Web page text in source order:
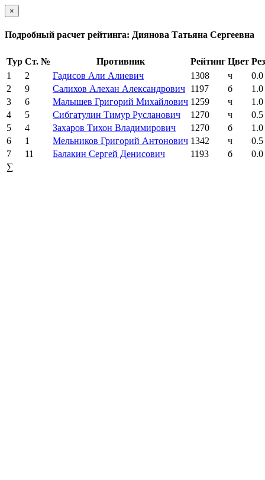
×
Подробный расчет рейтинга: Диянова Татьяна Сергеевна
Тур Ст. № Противник Рейтинг Цвет Рез
1
2 Гадисов Али Алиевич 1308 ч
0.0
2
9 Салихов Алехан Александрович 1197 б
1.0
3
6 Малышев Григорий Михайлович 1259 ч
1.0
4
5 Сибгатулин Тимур Русланович 1270 ч
0.5
5
4 Захаров Тихон Владимирович 1270 б
1.0
6
1 Мельников Григорий Антонович 1342 ч
0.5
7
11 Балакин Сергей Денисович 1193 б
0.0
∑